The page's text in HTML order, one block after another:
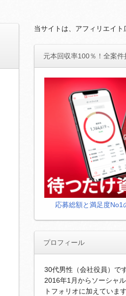
当サイトは、アフィリエイト
元本回収率100％！全案
応募総額と満足度No1
プロフィール
30代男性（会社役員）です
2016年1月からソーシャ
トフォリオに加えています